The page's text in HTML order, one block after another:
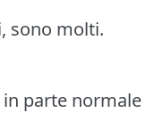
sono molti.
parte normale